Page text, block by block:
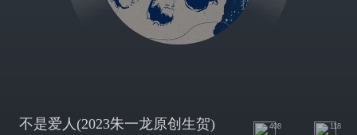
不是爱人(2023朱一龙原创生贺) 408 118